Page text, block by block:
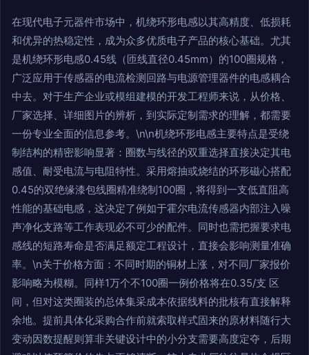
在现代电子元器件市场中，机绕环形电感以其高精度、低损耗
和优异的热稳定性，成为众多优质电子产品的核心基础。尤其
是机绕环形电感0.45线（匝线直径0.45mm）的100圈规格，
广泛应用于传感器的电流检测回路与电源管理器件的电感耦合
中去。对于生产企业或模组建模的开发工程师来说，从价格、
厂家选择、详细图片的辨析，到实际定制需求的理解，都需要
一份专业全面的信息参考。\n\n机绕环形电感主要特点是受绕
制结构的精密影响显著：圈数与线径的双重选择直接决定其电
感值、耐受电流与电阻特性。采用熔抽或烧结的环形磁心搭配
0.45的双绝缘漆包线圈精准绕制100圈，将得到一支低直阻高
性能的基础电感，这决定了例如于霍尔电流传感器内部注入噪
声净化支路等工作表现必不可少的配件。同时也需把握要求电
感线的短路寿命是否满足额定工程设计，直接会影响测量准确
率。\n关于价格方面：不同时期的铜材上涨，对不同厂家报价
影响略为模糊。同样1万个不100圈一例价格将在0.35/支 区
间，但对这类圈装的总体集采成本依据线料的批核有直接解释
余地。提前具体化采购合作前就索取样式固来的原材料随行大
变动因数提醒则算非关键设计中的小分支需要高度定夺，后期